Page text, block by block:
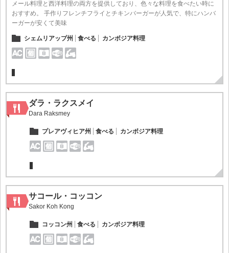
メール料理と西洋料理の両方を提供しており、色々な料理を食べたい時に
おすすめ。 手作りフレンチフライとチキンバーガーが人気で、特にハンバ
ーガーが安くて美味
シェムリアップ州 食べる カンボジア料理
ダラ・ラクスメイ
Dara Raksmey
プレアヴィヒア州 食べる カンボジア料理
サコール・コッコン
Sakor Koh Kong
コッコン州 食べる カンボジア料理